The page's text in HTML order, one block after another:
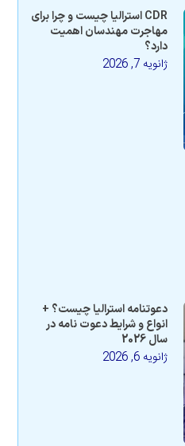
CDR استرالیا چیست و چرا برای
مهاجرت مهندسان اهمیت
دارد؟
ژانویه 7, 2026
دعوتنامه استرالیا چیست؟ +
انواع و شرایط دعوت نامه در
سال 2026
ژانویه 6, 2026